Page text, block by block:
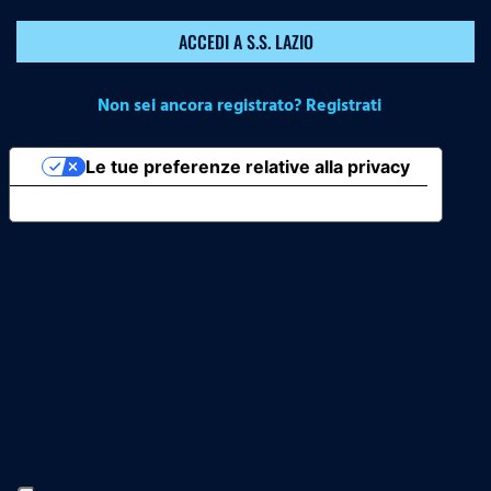
ACCEDI A S.S. LAZIO
Non sei ancora registrato? Registrati
Le tue preferenze relative alla privacy